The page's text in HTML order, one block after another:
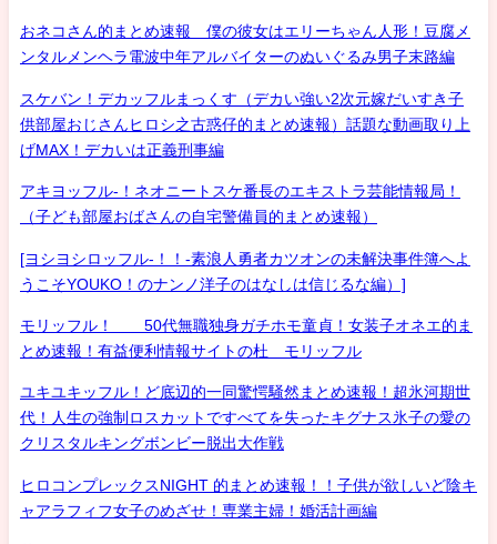
おネコさん的まとめ速報 僕の彼女はエリーちゃん人形！豆腐メ
ンタルメンヘラ電波中年アルバイターのぬいぐるみ男子末路編
スケバン！デカッフルまっくす（デカい強い2次元嫁だいすき子
供部屋おじさんヒロシ之古惑仔的まとめ速報）話題な動画取り上
げMAX！デカいは正義刑事編
アキヨッフル-！ネオニートスケ番長のエキストラ芸能情報局！
（子ども部屋おばさんの自宅警備員的まとめ速報）
[ヨシヨシロッフル-！！-素浪人勇者カツオンの未解決事件簿へよ
うこそYOUKO！のナンノ洋子のはなしは信じるな編）]
モリッフル！ 50代無職独身ガチホモ童貞！女装子オネエ的ま
とめ速報！有益便利情報サイトの杜 モリッフル
ユキユキッフル！ど底辺的一同驚愕騒然まとめ速報！超氷河期世
代！人生の強制ロスカットですべてを失ったキグナス氷子の愛の
クリスタルキングボンビー脱出大作戦
ヒロコンプレックスNIGHT 的まとめ速報！！子供が欲しいど陰キ
ャアラフィフ女子のめざせ！専業主婦！婚活計画編